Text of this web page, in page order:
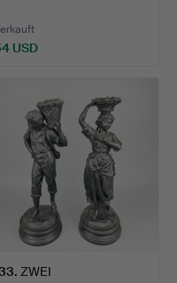
USD
. ZWEI